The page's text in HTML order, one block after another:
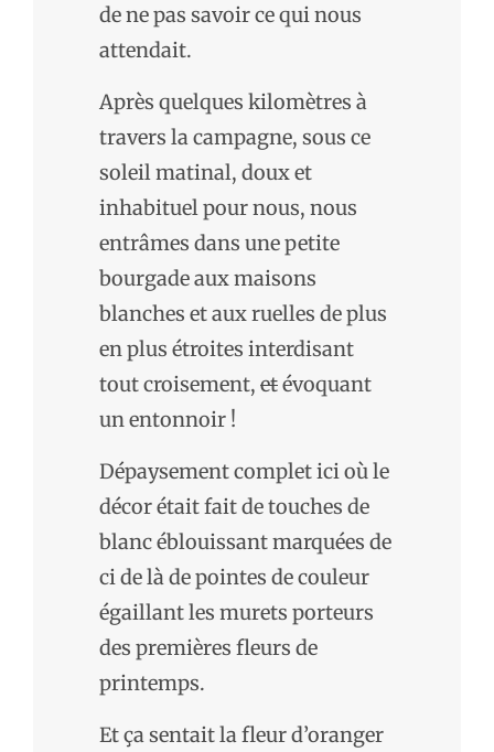
de ne pas savoir ce qui nous
attendait.
Après quelques kilomètres à
travers la campagne, sous ce
soleil matinal, doux et
inhabituel pour nous, nous
entrâmes dans une petite
bourgade aux maisons
blanches et aux ruelles de plus
en plus étroites interdisant
tout croisement, etévoquant
un entonnoir !
Dépaysement complet ici où le
décor était fait de touches de
blanc éblouissant marquées de
ci de là de pointes de couleur
égaillant les murets porteurs
des premières fleurs de
printemps.
Et ça sentait la fleur d’oranger